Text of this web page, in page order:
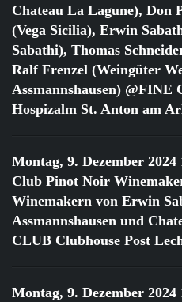
Chateau La Lagune), Don
(Vega Sicilia), Erwin
Sabathi), Thomas
Ralf Frenzel (Weingüter
Assmannshausen) @FINE
Hospizalm St. Anton am
Montag, 9. Dezember 2024
Club Pinot Noir
Winemakern von Erwin
Assmannshausen und
CLUB Clubhouse Post
Montag, 9. Dezember 2024